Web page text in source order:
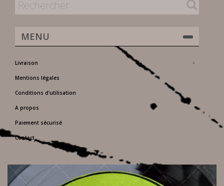
MENU
Livraison
Mentions légales
Conditions d'utilisation
A propos
Paiement sécurisé
Contact